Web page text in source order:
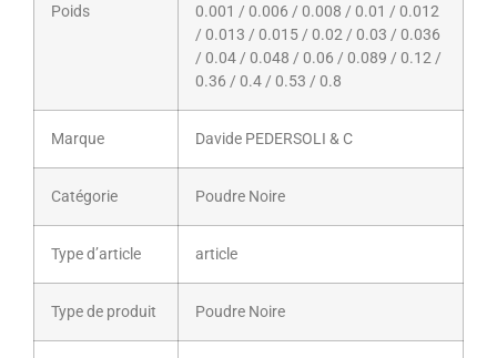
Poids
0.001 / 0.006 / 0.008 / 0.01 / 0.012
/ 0.013 / 0.015 / 0.02 / 0.03 / 0.036
/ 0.04 / 0.048 / 0.06 / 0.089 / 0.12 /
0.36 / 0.4 / 0.53 / 0.8
Marque Davide PEDERSOLI & C
Catégorie Poudre Noire
Type d’article article
Type de produit Poudre Noire